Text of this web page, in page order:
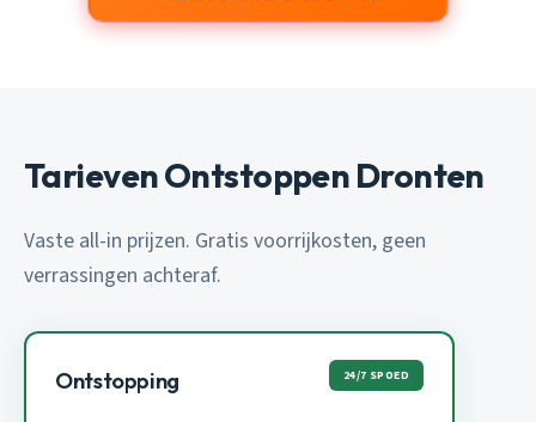
Tarieven Ontstoppen Dronten
Vaste all-in prijzen. Gratis voorrijkosten, geen
verrassingen achteraf.
Ontstopping 24/7 SPOED